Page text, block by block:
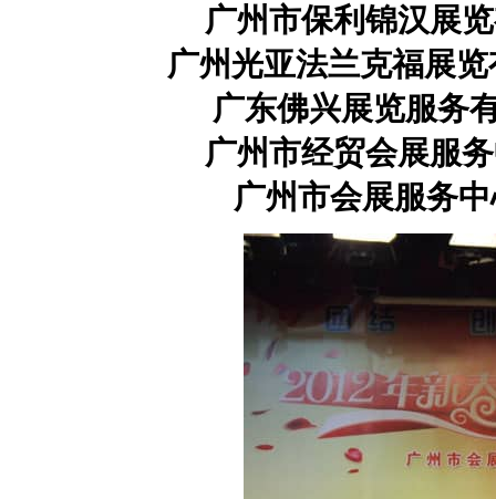
广州市保利锦汉
广州光亚法兰克福展
广东佛兴展览服
广州市经贸会展
广州市会展